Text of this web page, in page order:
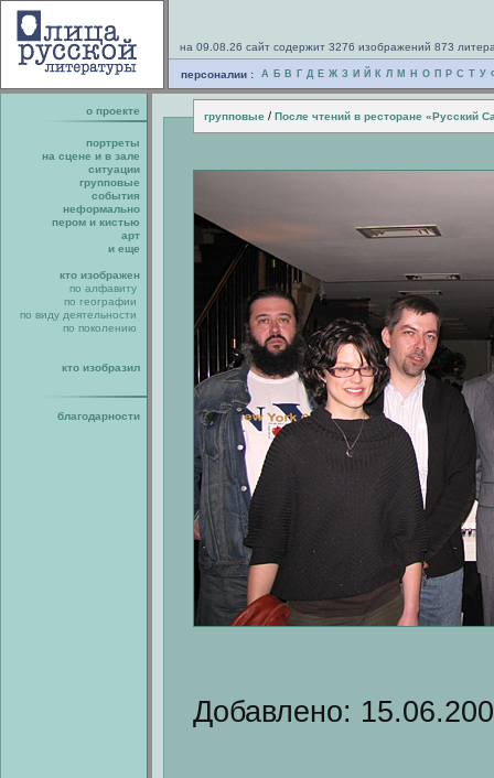
на 09.08.26 сайт содержит 3276 изображений 873
персоналии : А Б В Г Д Е Ж З И Й К Л М Н О П Р С Т У
о проекте групповые / После чтений в ресторане «Русский
портреты
на сцене и в зале
ситуации
групповые
события
неформально
пером и кистью
арт
и еще
кто изображен
по алфавиту
по географии
по виду деятельности
по поколению
кто изобразил
благодарности
Добавлено: